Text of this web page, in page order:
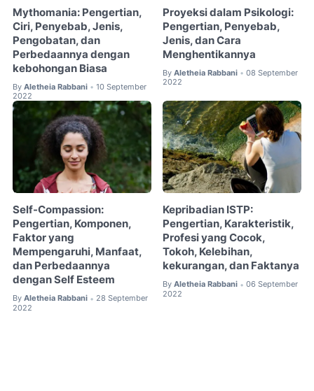
Mythomania: Pengertian,
Ciri, Penyebab, Jenis,
Pengobatan, dan
Perbedaannya dengan
kebohongan Biasa
By Aletheia Rabbani • 10 September
2022
Proyeksi dalam Psikologi:
Pengertian, Penyebab,
Jenis, dan Cara
Menghentikannya
By Aletheia Rabbani • 08 September
2022
Self-Compassion:
Pengertian, Komponen,
Faktor yang
Mempengaruhi, Manfaat,
dan Perbedaannya
dengan Self Esteem
By Aletheia Rabbani • 28 September
2022
Kepribadian ISTP:
Pengertian, Karakteristik,
Profesi yang Cocok,
Tokoh, Kelebihan,
kekurangan, dan Faktanya
By Aletheia Rabbani • 06 September
2022